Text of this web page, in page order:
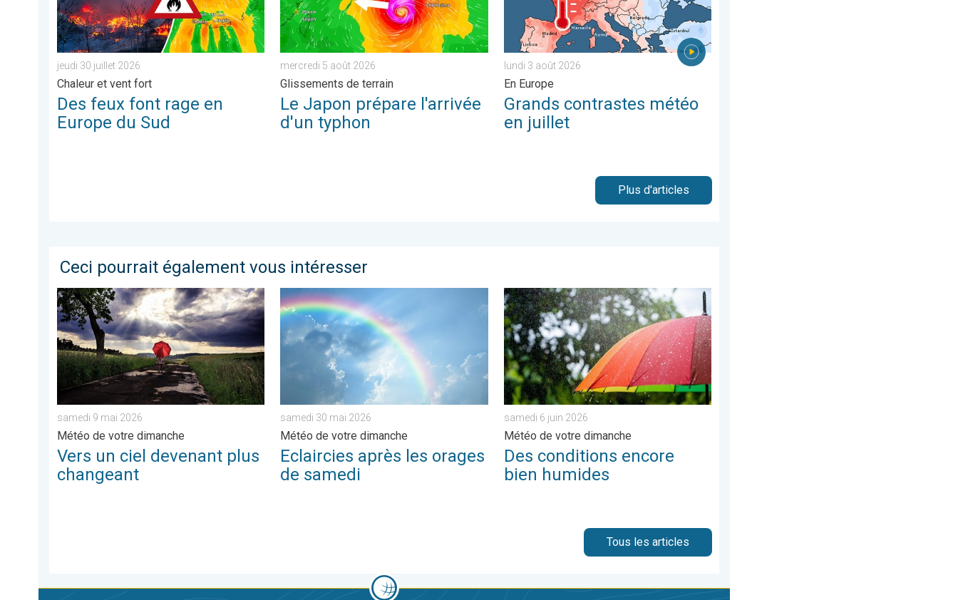
jeudi 30 juillet 2026
Chaleur et vent fort
Des feux font rage en
Europe du Sud
mercredi 5 août 2026
Glissements de terrain
Le Japon prépare l'arrivée
d'un typhon
lundi 3 août 2026
En Europe
Grands contrastes météo
en juillet
Plus d'articles
Ceci pourrait également vous intéresser
Vers un ciel devenant plus changeant. Météo de votre dimanche. . . samedi 9 mai 2026
samedi 9 mai 2026
Météo de votre dimanche
Vers un ciel devenant plus
changeant
Eclaircies après les orages de samedi. Météo de votre dimanche. . . samedi 30 mai 2026
samedi 30 mai 2026
Météo de votre dimanche
Eclaircies après les orages
de samedi
Des conditions encore bien humides. Météo de votre dimanche. . . samedi 6 juin 2026
samedi 6 juin 2026
Météo de votre dimanche
Des conditions encore
bien humides
Tous les articles